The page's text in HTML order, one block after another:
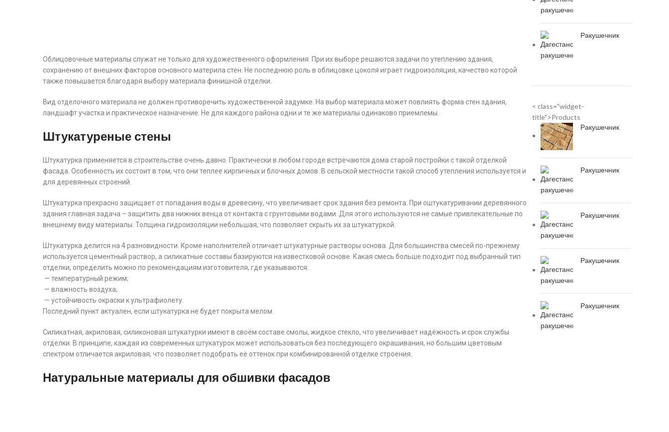
Облицовочные материалы служат не только для художественного оформления. При их выборе решаются задачи по утеплению здания,
сохранению от внешних факторов основного материла стен. Не последнюю роль в облицовке цоколя играет гидроизоляция, качество которой
также повышается благодаря выбору материала финишной отделки.
Вид отделочного материала не должен противоречить художественной задумке. На выбор материала может повлиять форма стен здания,
ландшафт участка и практическое назначение. Не для каждого района одни и те же материалы одинаково приемлемы.
Штукатуреные стены
Штукатурка применяется в строительстве очень давно. Практически в любом городе встречаются дома старой постройки с такой отделкой
фасада. Особенность их состоит в том, что они теплее кирпичных и блочных домов. В сельской местности такой способ утепления используется и
для деревянных строений.
Штукатурка прекрасно защищает от попадания воды в древесину, что увеличивает срок здания без ремонта. При оштукатуривании деревянного
здания главная задача – защитить два нижних венца от контакта с грунтовыми водами. Для этого используются не самые привлекательные по
внешнему виду материалы. Толщина гидроизоляции небольшая, что позволяет скрыть их за штукатуркой.
Штукатурка делится на 4 разновидности. Кроме наполнителей отличает штукатурные растворы основа. Для большинства смесей по-прежнему
используется цементный раствор, а силикатные составы базируются на известковой основе. Какая смесь больше подходит под выбранный тип
отделки, определить можно по рекомендациям изготовителя, где указываются:
— температурный режим;
— влажность воздуха;
— устойчивость окраски к ультрафиолету.
Последний пункт актуален, если штукатурка не будет покрыта мелом.
Силикатная, акриловая, силиконовая штукатурки имеют в своём составе смолы, жидкое стекло, что увеличивает надёжность и срок службы
отделки. В принципе, каждая из современных штукатурок может использоваться без последующего окрашивания, но большим цветовым
спектром отличается акриловая, что позволяет подобрать её оттенок при комбинированной отделке строения.
Натуральные материалы для обшивки фасадов
Ракушечник
< class="widget-
title">Products
Ракушечник
Ракушечник
Ракушечник
Ракушечник
Ракушечник